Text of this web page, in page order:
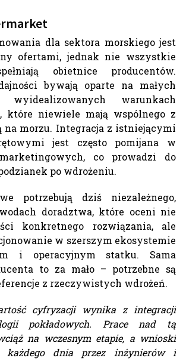
dla sektora morskiego jest
ofertami, jednak nie wszystkie
obietnice producentów.
bywają oparte na małych
warunkach
które niewiele mają wspólnego z
na morzu. Integracja z istniejącymi
jest często pomijana w
co prowadzi do
po wdrożeniu.
potrzebują dziś niezależnego,
doradztwa, które oceni nie
konkretnego rozwiązania, ale
w szerszym ekosystemie
i operacyjnym statku. Sama
to za mało – potrzebne są
z rzeczywistych wdrożeń.
cyfryzacji wynika z integracji
pokładowych. Prace nad tą
na wczesnym etapie, a wnioski
każdego dnia przez inżynierów i